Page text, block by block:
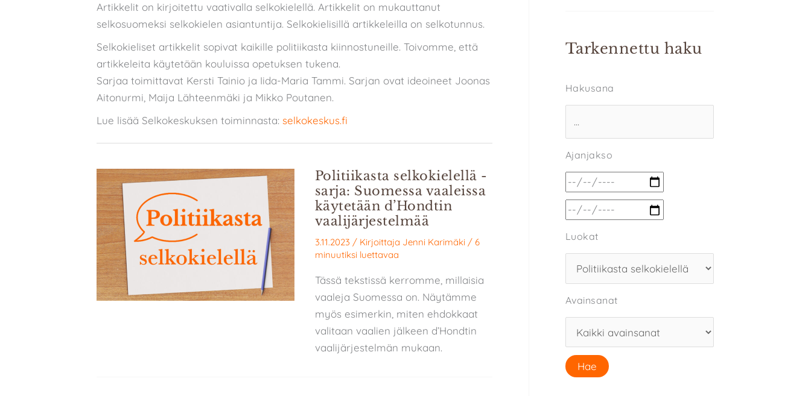
Artikkelit on kirjoitettu vaativalla selkokielellä. Artikkelit on mukauttanut
selkosuomeksi selkokielen asiantuntija. Selkokielisillä artikkeleilla on selkotunnus.
Selkokieliset artikkelit sopivat kaikille politiikasta kiinnostuneille. Toivomme, että
artikkeleita käytetään kouluissa opetuksen tukena.
Sarjaa toimittavat Kersti Tainio ja Iida-Maria Tammi. Sarjan ovat ideoineet Joonas
Aitonurmi, Maija Lähteenmäki ja Mikko Poutanen.
Lue lisää Selkokeskuksen toiminnasta: selkokeskus.fi
Politiikasta selkokielellä -
sarja: Suomessa vaaleissa
käytetään d’Hondtin
vaalijärjestelmää
3.11.2023 / Kirjoittaja Jenni Karimäki/ 6
minuutiksi luettavaa
Tässä tekstissä kerromme, millaisia
vaaleja Suomessa on. Näytämme
myös esimerkin, miten ehdokkaat
valitaan vaalien jälkeen d’Hondtin
vaalijärjestelmän mukaan.
Tarkennettu haku
Hakusana
Ajanjakso
Luokat
Avainsanat